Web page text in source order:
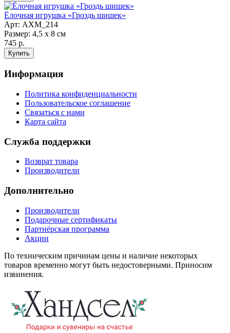
Ёлочная игрушка «Гроздь шишек»
Арт: AXM_214
Размер: 4,5 х 8 см
745 р.
Информация
Политика конфиденциальности
Пользовательское соглашение
Связаться с нами
Карта сайта
Служба поддержки
Возврат товара
Производители
Дополнительно
Производители
Подарочные сертификаты
Партнёрская программа
Акции
По техническим причинам цены и наличие некоторых
товаров временно могут быть недостоверными. Приносим
извинения.